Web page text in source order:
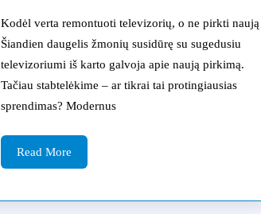
remonto
metu:
atsarginių
dalių
Kodėl verta remontuoti televizorių, o ne pirkti naują
Šiandien daugelis žmonių susidūrę su sugedusiu
televizoriumi iš karto galvoja apie naują pirkimą.
Tačiau stabtelėkime – ar tikrai tai protingiausias
sprendimas? Modernus
Read MoreRead
More